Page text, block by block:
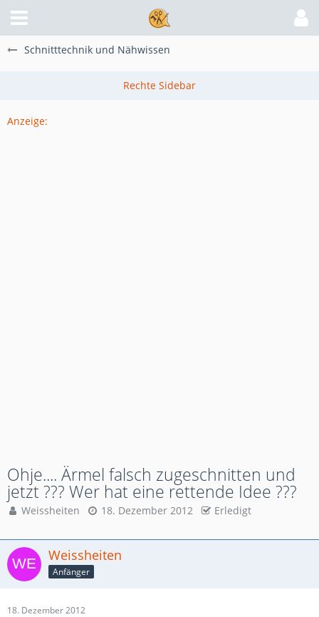
Schnitttechnik und Nähwissen
Anzeige:
Ohje.... Ärmel falsch zugeschnitten und
jetzt ??? Wer hat eine rettende Idee ???
Weissheiten 18. Dezember 2012 Erledigt
Weissheiten
Anfänger
18. Dezember 2012